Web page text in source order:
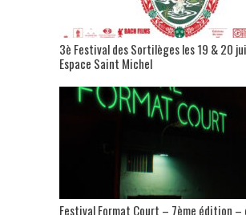
3è Festival des Sortilèges les 19 & 20
Espace Saint Michel
Festival Format Court – 7ème édition –